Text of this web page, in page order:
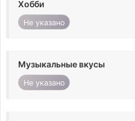
Хобби
Не указано
Музыкальные вкусы
Не указано